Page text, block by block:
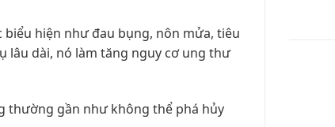
hiện như đau bụng, nôn mửa, tiêu
lâu dài, nó làm tăng nguy cơ ung thư
thường gần như không thể phá hủy